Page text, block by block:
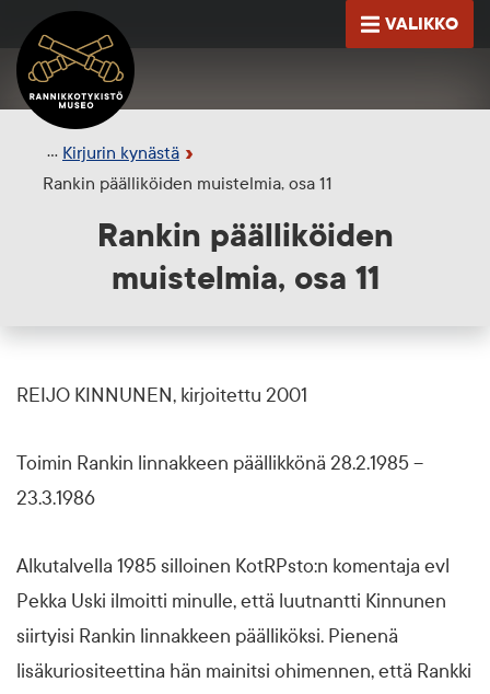
Siirry sisältöön
Etusivu AVAA
VALIKKO
Kirjurin kynästä
Rankin päälliköiden muistelmia, osa 11
Rankin päälliköiden
muistelmia, osa 11
REIJO KINNUNEN, kirjoitettu 2001
Toimin Rankin linnakkeen päällikkönä 28.2.1985 –
23.3.1986
Alkutalvella 1985 silloinen KotRPsto:n komentaja evl
Pekka Uski ilmoitti minulle, että luutnantti Kinnunen
siirtyisi Rankin linnakkeen päälliköksi. Pienenä
lisäkuriositeettina hän mainitsi ohimennen, että Rankki